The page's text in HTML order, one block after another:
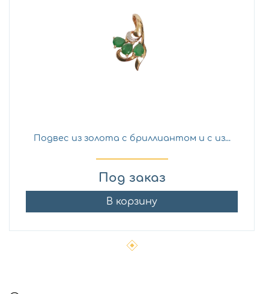
Подвес из золота с бриллиантом и с из...
Под заказ
В корзину